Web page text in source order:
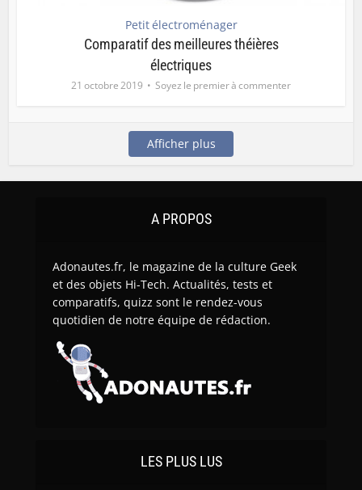
Petit électroménager
Comparatif des meilleures théières
électriques
21 octobre 2019 Soyez le premier à commenter
Afficher plus
A PROPOS
Adonautes.fr, le magazine de la culture Geek
et des objets Hi-Tech. Actualités, tests et
comparatifs, quizz sont le rendez-vous
quotidien de notre équipe de rédaction.
LES PLUS LUS